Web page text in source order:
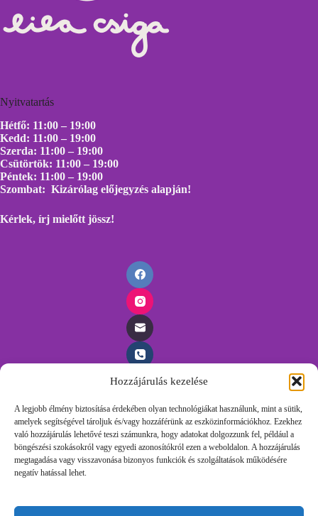
Hozzájárulás kezelése
A legjobb élmény biztosítása érdekében olyan technológiákat használunk, mint a sütik,
amelyek segítségével tároljuk és/vagy hozzáférünk az eszközinformációkhoz. Ezekhez
való hozzájárulás lehetővé teszi számunkra, hogy adatokat dolgozzunk fel, például a
böngészési szokásokról vagy egyedi azonosítókról ezen a weboldalon. A hozzájárulás
megtagadása vagy visszavonása bizonyos funkciók és szolgáltatások működésére
negatív hatással lehet.
Nyitvatartás
Hétfő: 11:00 – 19:00
Kedd: 11:00 – 19:00
Szerda: 11:00 – 19:00
Csütörtök: 11:00 – 19:00
Péntek: 11:00 – 19:00
Szombat: Kizárólag előjegyzés alapján!
Kérlek, írj mielőtt jössz!
Időpontfoglalás
Foglalj időpontot egyszerűen, töltsd ki az űrlapunkat és
felvesszük veled a kapcsolatot.